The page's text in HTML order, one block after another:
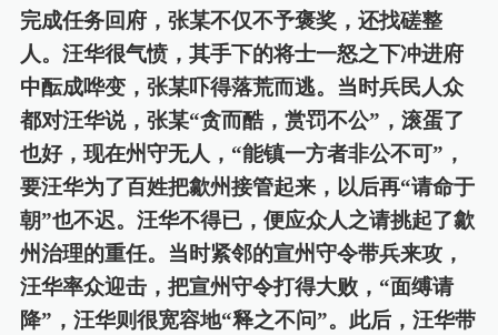
完成任务回府，张某不仅不予褒奖，还找磋整
人。汪华很气愤，其手下的将士一怒之下冲进府
中酝成哗变，张某吓得落荒而逃。当时兵民人众
都对汪华说，张某“贪而酷，赏罚不公”，滚蛋了
也好，现在州守无人，“能镇一方者非公不可”，
要汪华为了百姓把歙州接管起来，以后再“请命于
朝”也不迟。汪华不得已，便应众人之请挑起了歙
州治理的重任。当时紧邻的宣州守令带兵来攻，
汪华率众迎击，把宣州守令打得大败， “面缚请
降”，汪华则很宽容地“释之不问”。此后，汪华带